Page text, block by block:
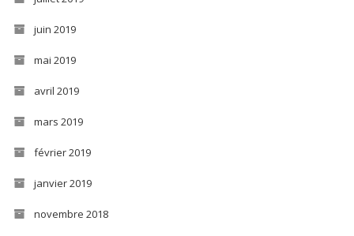
juin 2019
mai 2019
avril 2019
mars 2019
février 2019
janvier 2019
novembre 2018